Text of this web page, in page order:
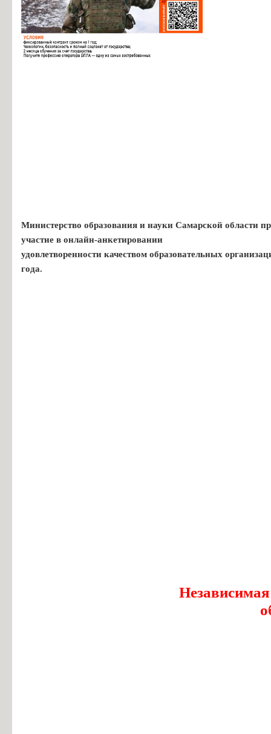
Министерство образования и науки Самарской области
участие в онлайн-анкетировании
удовлетворенности качеством образовательных
года.